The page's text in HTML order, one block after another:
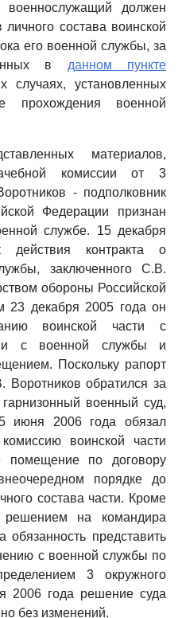
военнослужащий должен
состава воинской
его военной службы, за
в данном пункте
установленных
прохождения военной
материалов,
комиссии от 3
- подполковник
Федерации признан
службе. 15 декабря
контракта о
заключенного С.В.
обороны Российской
23 декабря 2005 года он
воинской части с
с военной службы и
Поскольку рапорт
обратился за
военный суд,
июня 2006 года обязал
воинской части
помещение по договору
порядке до
состава части. Кроме
на командира
обязанность представить
с военной службы по
3 окружного
2006 года решение суда
без изменений.